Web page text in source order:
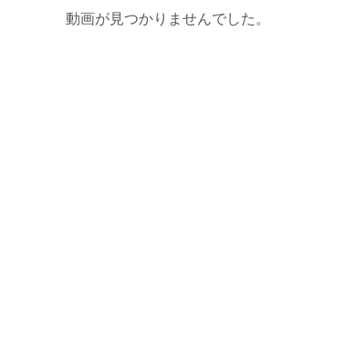
動画が見つかりませんでした。